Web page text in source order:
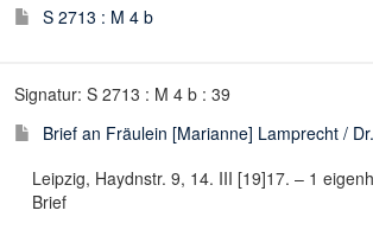
S 2713 : M 4 b
Signatur: S 2713 : M 4 b : 39
Brief an Fräulein [Marianne] Lamprecht /
Leipzig, Haydnstr. 9, 14. III [19]17. – 1
Brief